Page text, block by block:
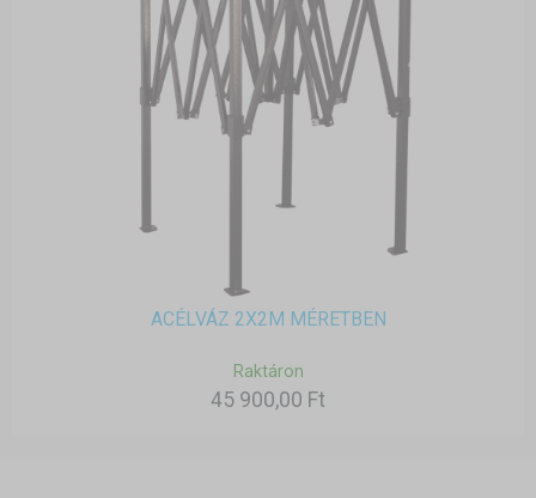
ACÉLVÁZ 2X2M MÉRETBEN
Raktáron
45 900,00 Ft